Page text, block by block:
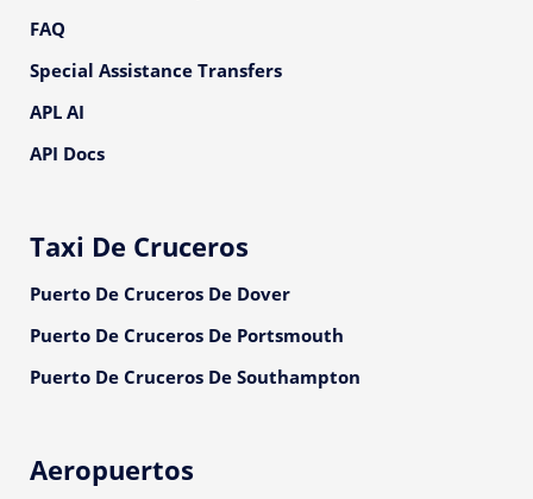
FAQ
Special Assistance Transfers
APL AI
API Docs
Taxi De Cruceros
Puerto De Cruceros De Dover
Puerto De Cruceros De Portsmouth
Puerto De Cruceros De Southampton
Aeropuertos